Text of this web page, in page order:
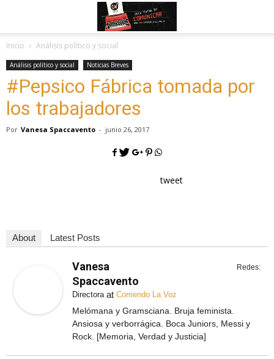
Inicio Análisis político y social
Análisis político y social Noticias Breves
#Pepsico Fábrica tomada por
los trabajadores
Por Vanesa Spaccavento - junio 26, 2017
tweet
About Latest Posts
Redes:
Vanesa
Spaccavento
Directoraat Corriendo La Voz
Melómana y Gramsciana. Bruja feminista.
Ansiosa y verborrágica. Boca Juniors, Messi y
Rock. [Memoria, Verdad y Justicia]